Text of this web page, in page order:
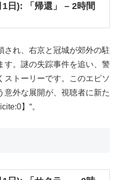
日): 「帰還」 – 2時間
され、右京と冠城が郊外の駐
す。謎の失踪事件を追い、警
ストーリーです。このエピソ
意外な展開が、視聴者に新た
】“​。